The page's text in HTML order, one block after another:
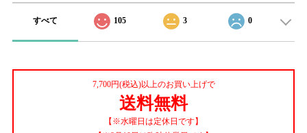
すべて 105 3 0
7,700円(税込)以上のお買い上げで
送料無料
【※水曜日は定休日です】